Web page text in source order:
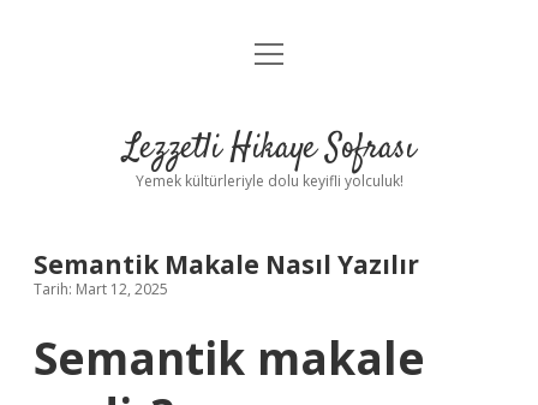
Anasayfa
Yasal Uyarı
menüyü
Lezzetli Hikaye Sofrası
Yemek kültürleriyle dolu keyifli yolculuk!
Semantik Makale Nasıl Yazılır
Tarih: Mart 12, 2025
Semantik makale